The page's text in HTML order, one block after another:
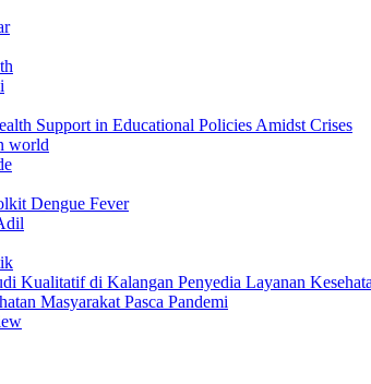
Support in Educational Policies Amidst Crises
world
Dengue Fever
Kualitatif di Kalangan Penyedia Layanan
Masyarakat Pasca Pandemi